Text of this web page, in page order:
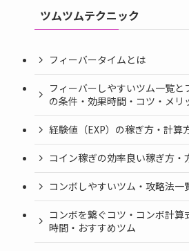
ツムツムテクニック
フィーバータイムとは
フィーバーしやすいツム一覧と
の条件・効果時間・コツ・メリ
経験値（EXP）の稼ぎ方・計算
コイン稼ぎの効率良い稼ぎ方・
コンボしやすいツム・攻略法一
コンボを繋ぐコツ・コンボ計算
時間・おすすめツム